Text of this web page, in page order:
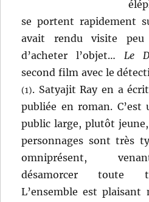
se portent rapidement
avait rendu visite
d’acheter l’objet… Le
second film avec le
(1). Satyajit Ray en a
publiée en roman.
public large, plutôt
personnages sont très
omniprésent,
désamorcer toute
L’ensemble est plaisant